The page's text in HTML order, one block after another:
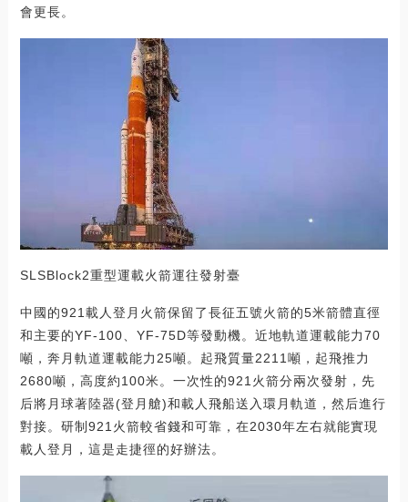
會更長。
SLSBlock2重型運載火箭運往發射臺
中國的921載人登月火箭保留了長征五號火箭的5米箭體直徑
和主要的YF-100、YF-75D等發動機。近地軌道運載能力70
噸，奔月軌道運載能力25噸。起飛質量2211噸，起飛推力
2680噸，高度約100米。一次性的921火箭分兩次發射，先
后將月球著陸器(登月艙)和載人飛船送入環月軌道，然后進行
對接。研制921火箭較省錢和可靠，在2030年左右就能實現
載人登月，這是走捷徑的好辦法。